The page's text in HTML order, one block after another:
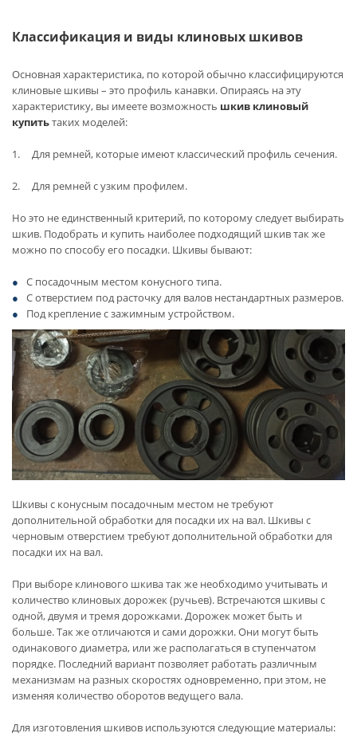
Классификация и виды клиновых шкивов
Основная характеристика, по которой обычно классифицируются
клиновые шкивы – это профиль канавки. Опираясь на эту
характеристику, вы имеете возможность шкив клиновый
купитьтаких моделей:
1. Для ремней, которые имеют классический профиль сечения.
2. Для ремней с узким профилем.
Но это не единственный критерий, по которому следует выбирать
шкив. Подобрать и купить наиболее подходящий шкив так же
можно по способу его посадки. Шкивы бывают:
С посадочным местом конусного типа.
С отверстием под расточку для валов нестандартных размеров.
Под крепление с зажимным устройством.
Шкивы с конусным посадочным местом не требуют
дополнительной обработки для посадки их на вал. Шкивы с
черновым отверстием требуют дополнительной обработки для
посадки их на вал.
При выборе клинового шкива так же необходимо учитывать и
количество клиновых дорожек (ручьев). Встречаются шкивы с
одной, двумя и тремя дорожками. Дорожек может быть и
больше. Так же отличаются и сами дорожки. Они могут быть
одинакового диаметра, или же располагаться в ступенчатом
порядке. Последний вариант позволяет работать различным
механизмам на разных скоростях одновременно, при этом, не
изменяя количество оборотов ведущего вала.
Для изготовления шкивов используются следующие материалы: